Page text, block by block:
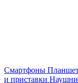
Смартфоны
и приставки